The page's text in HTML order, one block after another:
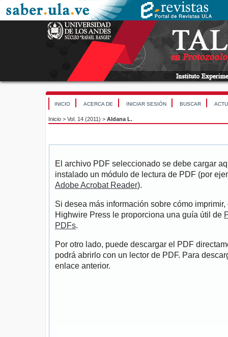
INICIO ACERCA DE INICIAR SESIÓN BUSCAR
Inicio > Vol. 14 (2011) > Aldana L.
El archivo PDF seleccionado se debe cargar
instalado un módulo de lectura de PDF (por
Adobe Acrobat Reader).
Si desea más información sobre cómo
Highwire Press le proporciona una guía útil de
PDFs.
Por otro lado, puede descargar el PDF
podrá abrirlo con un lector de PDF. Para
enlace anterior.